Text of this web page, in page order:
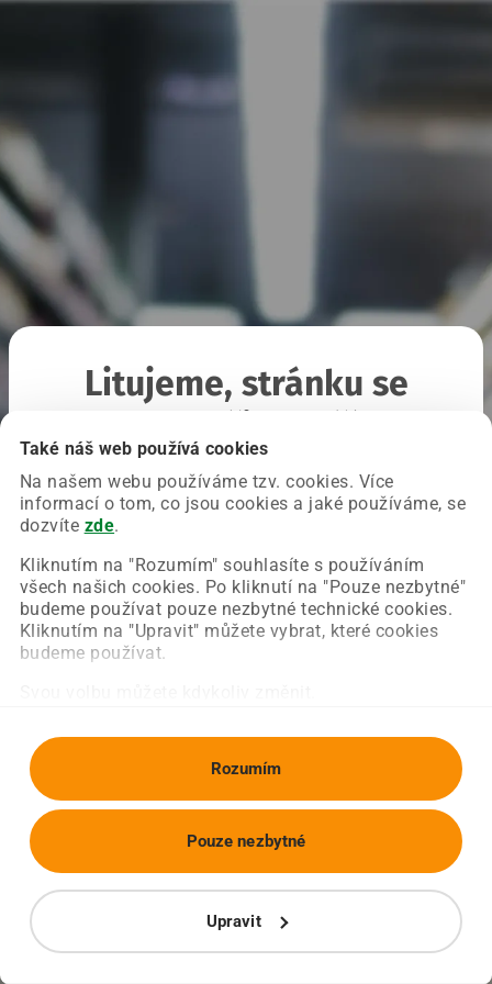
Také náš web používá cookies
Na našem webu používáme tzv. cookies. Více
informací o tom, co jsou cookies a jaké používáme, se
dozvíte zde.
Kliknutím na "Rozumím" souhlasíte s používáním
všech našich cookies. Po kliknutí na "Pouze nezbytné"
budeme používat pouze nezbytné technické cookies.
Kliknutím na "Upravit" můžete vybrat, které cookies
budeme používat.
Rozumím
Upravit
Pouze nezbytné
Litujeme, stránku se
Chyba nastala na naší straně a už ji opravujeme.
Zkuste prosím znovu načíst požadovanou stránku.
Obnovit stránku Úvodní strana